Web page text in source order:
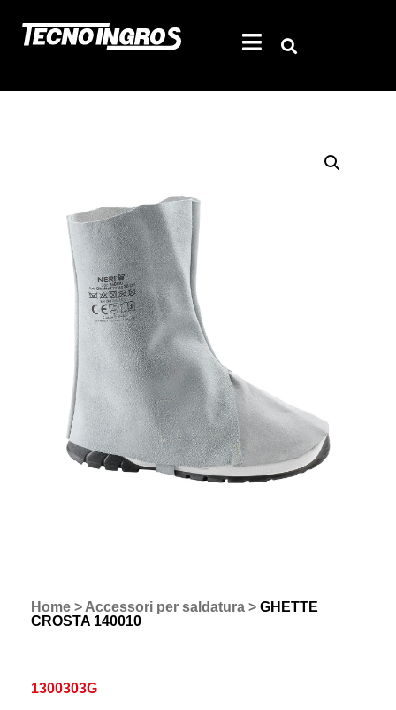
Home > Accessori per saldatura > GHETTE
CROSTA 140010
1300303G